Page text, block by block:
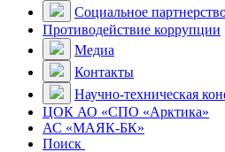
Социальное
Противодействие коррупции
Медиа
Контакты
Научно-техническая
ЦОК АО «СПО «Арктика»
АС «МАЯК-БК»
Поиск